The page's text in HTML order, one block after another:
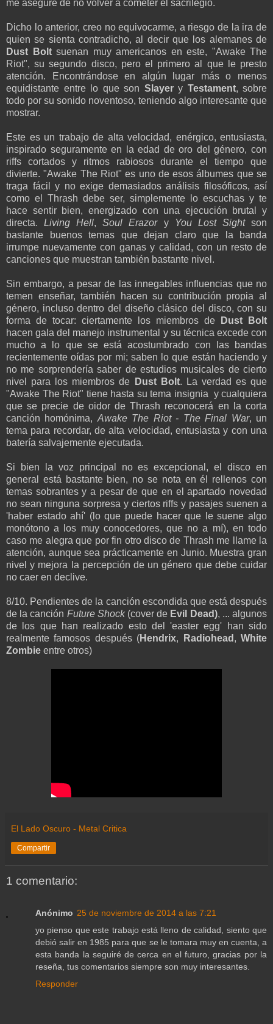
me aseguré de no volver a cometer el sacrilegio.
Dicho lo anterior, creo no equivocarme, a riesgo de la ira de
quien se sienta contradicho, al decir que los alemanes de
Dust Boltsuenan muy americanos en este, "Awake The
Riot", su segundo disco, pero el primero al que le presto
atención. Encontrándose en algún lugar más o menos
equidistante entre lo que son Slayery Testament, sobre
todo por su sonido noventoso, teniendo algo interesante que
mostrar.
Este es un trabajo de alta velocidad, enérgico, entusiasta,
inspirado seguramente en la edad de oro del género, con
riffs cortados y ritmos rabiosos durante el tiempo que
divierte. "Awake The Riot" es uno de esos álbumes que se
traga fácil y no exige demasiados análisis filosóficos, así
como el Thrash debe ser, simplemente lo escuchas y te
hace sentir bien, energizado con una ejecución brutal y
directa.Living Hell,Soul Erazory You Lost Sightson
bastante buenos temas que dejan claro que la banda
irrumpe nuevamente con ganas y calidad, con un resto de
canciones que muestran también bastante nivel.
Sin embargo, a pesar de las innegables influencias que no
temen enseñar, también hacen su contribución propia al
género, incluso dentro del diseño clásico del disco, con su
forma de tocar: ciertamente los miembros de
Dust Bolt
hacen gala del manejo instrumental y su técnica excede con
mucho a lo que se está acostumbrado con las bandas
recientemente oídas por mi; saben lo que están haciendo y
no me sorprendería saber de estudios musicales de cierto
nivel para los miembros de
Dust Bolt. La verdad es que
"Awake The Riot" tiene hasta su tema insignia y cualquiera
que se precie de oidor de Thrash reconocerá en la corta
canción homónima, Awake The Riot - The Final War, un
tema para recordar, de alta velocidad, entusiasta y con una
batería salvajemente ejecutada.
Si bien la voz principal no es excepcional, el disco en
general está bastante bien, no se nota en él rellenos con
temas sobrantes y a pesar de que en el apartado novedad
no sean ninguna sorpresa y ciertos riffs y pasajes suenen a
'haber estado ahí' (lo que puede hacer que le suene algo
monótono a los muy conocedores, que no a mí), en todo
caso me alegra que por fin otro disco de Thrash me llame la
atención, aunque sea prácticamente en Junio. Muestra gran
nivel y mejora la percepción de un género que debe cuidar
no caer en declive.
8/10. Pendientes de la canción escondida que está después
de la canción Future Shock(cover de Evil Dead), ... algunos
de los que han realizado esto del 'easter egg' han sido
realmente famosos después (Hendrix, Radiohead ,White
Zombie entre otros)
El Lado Oscuro - Metal Critica
Compartir
1 comentario:
Anónimo 25 de noviembre de 2014 a las 7:21
yo pienso que este trabajo está lleno de calidad, siento que
debió salir en 1985 para que se le tomara muy en cuenta, a
esta banda la seguiré de cerca en el futuro, gracias por la
reseña, tus comentarios siempre son muy interesantes.
Responder